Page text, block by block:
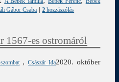
A Bebek família Bebek Ferenc
Bebek
Gábor Csaba |2 hozzászólás
1567-es ostromáról
, Császár Ida2020. október